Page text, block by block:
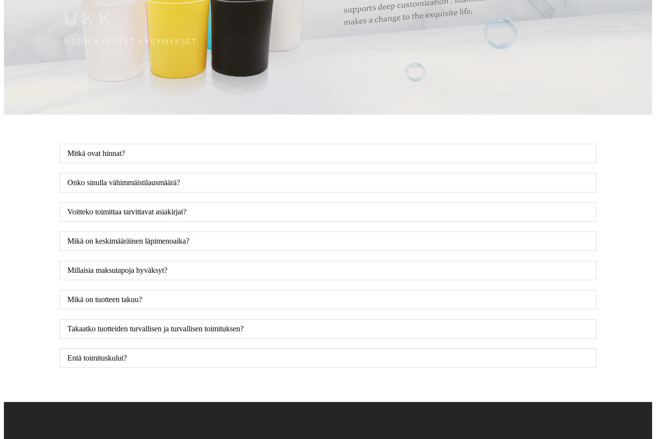
UKK
USEIN KYSYTYT KYSYMYKSET
Mitkä ovat hinnat?
Onko sinulla vähimmäistilausmäärä?
Voitteko toimittaa tarvittavat asiakirjat?
Mikä on keskimääräinen läpimenoaika?
Millaisia ​​maksutapoja hyväksyt?
Mikä on tuotteen takuu?
Takaatko tuotteiden turvallisen ja turvallisen toimituksen?
Entä toimituskulut?